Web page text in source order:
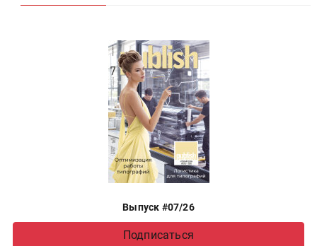
Выпуск #07/26
Подписаться